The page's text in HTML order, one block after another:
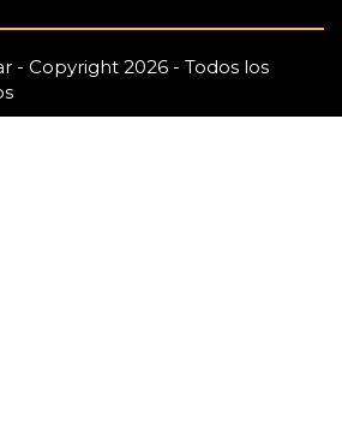
- Copyright 2026 - Todos los